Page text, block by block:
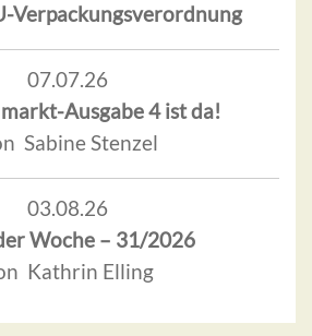
Verpackungsverordnung
07.07.26
Ausgabe 4 ist da!
Sabine Stenzel
03.08.26
Woche – 31/2026
Kathrin Elling